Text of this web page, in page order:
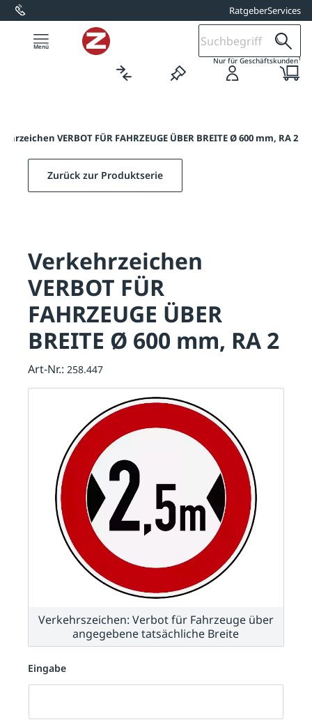
springen RatgeberServices
Nur für Geschäftskunden1
VERBOT FÜR FAHRZEUGE ÜBER BREITE Ø 600 mm, RA 2
Eingabe
Eingabe
Zurück zur Produktserie
Verkehrzeichen
VERBOT FÜR
FAHRZEUGE ÜBER
BREITE Ø 600 mm, RA 2
Art-Nr.: 258.447
Verkehrszeichen: Verbot für Fahrzeuge über
angegebene tatsächliche Breite